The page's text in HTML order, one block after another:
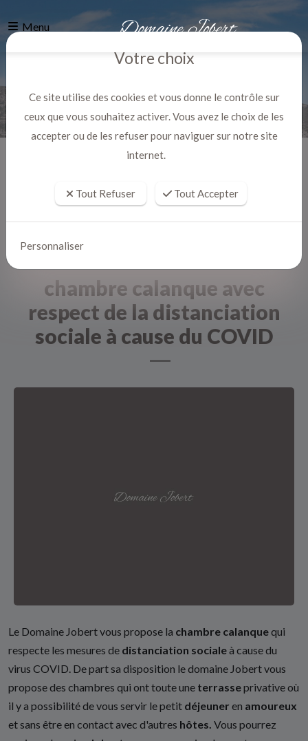
Menu
chambre calanque avec
respect de la distanciation
sociale à cause du COVID
Le Domaine Jobert vous propose la chambre calanquequi
respecte les mesures de distanciation socialeà cause du
virus COVID. De part sa disposition le domaine Jobert vous
propose des chambres qui ont toute une terrasseprivative où
il y a possibilité de vous servir le petit déjeuner en amoureux
et sans être en contact avec d'autres hôtes. Vous pourrez
Votre choix
Ce site utilise des cookies et vous donne le contrôle sur
ceux que vous souhaitez activer. Vous avez le choix de les
accepter ou de les refuser pour naviguer sur notre site
internet.
Tout Refuser Tout Accepter
Personnaliser